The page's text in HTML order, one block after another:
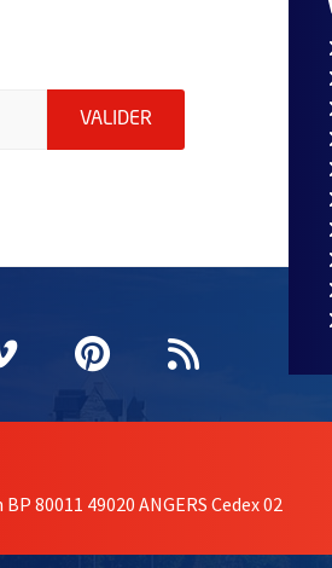
indiquez votre email (champ
VALIDER ENVOYER MA
fenêtrefenêtre
une nouvelle fenêtre
Vimeo
, Ouvre une nouvelle
Pinterest
, Ouvre une
Flux RSS
80011 49020 ANGERS Cedex 02